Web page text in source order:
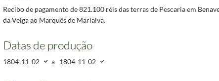
Recibo de pagamento de 821.100 réis das terras de Pescaria em
da Veiga ao Marquês de Marialva.
Datas de produção
1804-11-02 a 1804-11-02